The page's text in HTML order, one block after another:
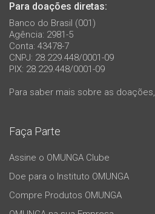
Para doações diretas:
Banco do Brasil (001)
Agência: 2981-5
Conta: 43478-7
CNPJ: 28.229.448/0001-09
PIX: 28.229.448/0001-09
Para saber mais sobre as doações,
Faça Parte
Assine o OMUNGA Clube
Doe para o Instituto OMUNGA
Compre Produtos OMUNGA